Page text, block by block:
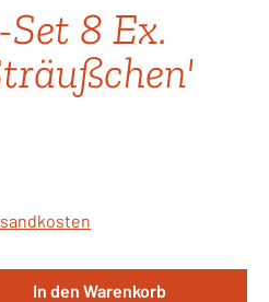
8 Ex.
den gewünschten
In den Warenkorb